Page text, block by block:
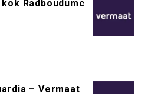
Radboudumc
– Vermaat